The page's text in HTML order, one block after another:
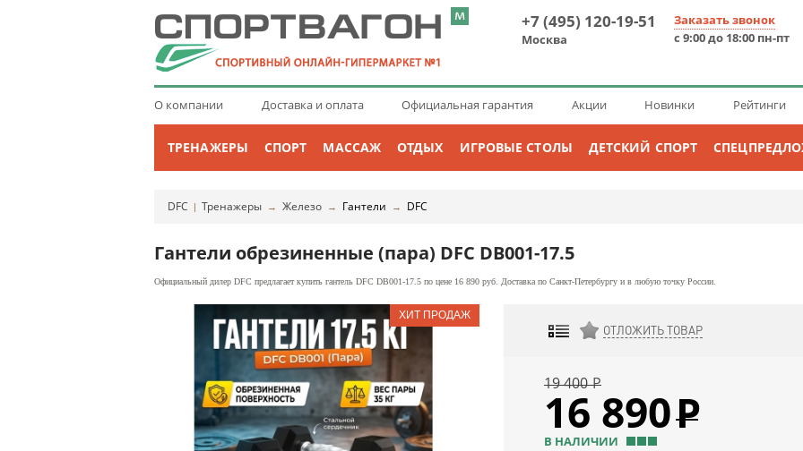
+7 (495) 120-19-51
Москва
Заказать звонок
с 9:00 до 18:00 пн-пт
О компании Доставка и оплата Официальная гарантия Акции Новинки Рейтинги
ТРЕНАЖЕРЫ СПОРТ МАССАЖ ОТДЫХ ИГРОВЫЕ СТОЛЫ ДЕТСКИЙ СПОРТ
DFC | Тренажеры → Железо → Гантели → DFC
Гантели обрезиненные (пара) DFC DB001-17.5
Официальный дилер DFC предлагает купить гантель DFC DB001-17.5 по цене 16 890 руб. Доставка по Санкт-Петербургу и в любую точку России.
ДОБАВИТЬ К СРАВНЕНИЮ
ОТЛОЖИТЬ ТОВАР
19 400 Р
16 890Р
В НАЛИЧИИ